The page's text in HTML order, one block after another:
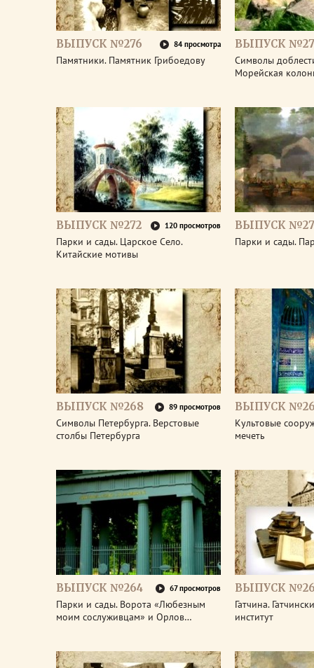
ВЫПУСК №276 84 просмотра
Памятники. Памятник Грибоедову
ВЫПУСК
Символы
Морейская
ВЫПУСК №272 120 просмотров
Парки и сады. Царское Село.
Китайские мотивы
ВЫПУСК
Парки и сады.
ВЫПУСК №268 89 просмотров
Символы Петербурга. Верстовые
столбы Петербурга
ВЫПУСК
Культовые
мечеть
ВЫПУСК №264 67 просмотров
Парки и сады. Ворота «Любезным
моим сослуживцам» и Орлов…
ВЫПУСК
Гатчина.
институт